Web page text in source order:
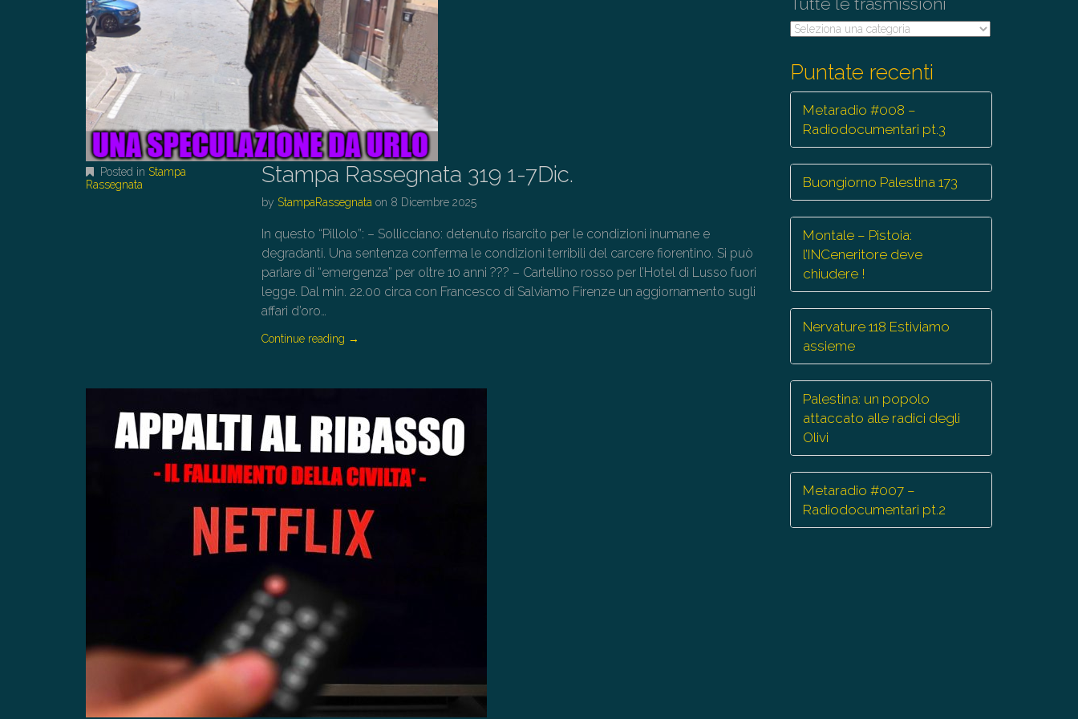
Posted in Stampa
Rassegnata
Stampa Rassegnata 319 1-7Dic.
by StampaRassegnata on 8 Dicembre 2025
In questo “Pillolo”: – Sollicciano: detenuto risarcito per le condizioni inumane e
degradanti. Una sentenza conferma le condizioni terribili del carcere fiorentino. Si può
parlare di “emergenza” per oltre 10 anni ??? – Cartellino rosso per l’Hotel di Lusso fuori
legge. Dal min. 22.00 circa con Francesco di Salviamo Firenze un aggiornamento sugli
affari d’oro…
Continue reading →
Tutte
Puntate recenti
Metaradio #008 –
Radiodocumentari pt.3
Buongiorno Palestina 173
Montale – Pistoia:
l’INCeneritore deve
chiudere !
Nervature 118 Estiviamo
assieme
Palestina: un popolo
attaccato alle radici degli
Olivi
Metaradio #007 –
Radiodocumentari pt.2